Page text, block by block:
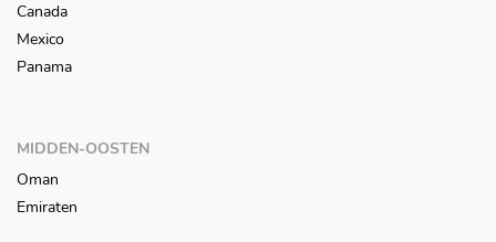
Canada
Mexico
Panama
MIDDEN-OOSTEN
Oman
Emiraten